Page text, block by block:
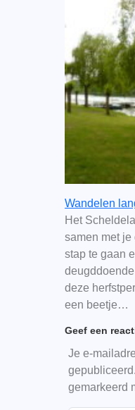
Wandelen
Het
samen met
stap te gaan
deze
een beetje…
Geef een
Je e-
gepubliceerd.
gemarkeerd